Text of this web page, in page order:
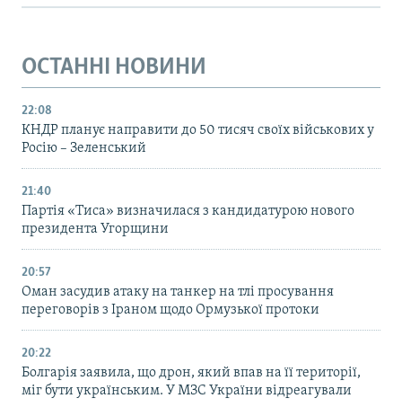
ОСТАННІ НОВИНИ
22:08
КНДР планує направити до 50 тисяч своїх військових у
Росію – Зеленський
21:40
Партія «Тиса» визначилася з кандидатурою нового
президента Угорщини
20:57
Оман засудив атаку на танкер на тлі просування
переговорів з Іраном щодо Ормузької протоки
20:22
Болгарія заявила, що дрон, який впав на її території,
міг бути українським. У МЗС України відреагували